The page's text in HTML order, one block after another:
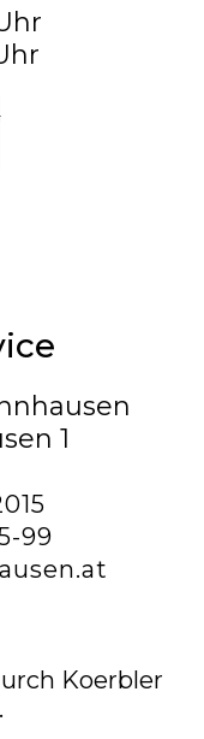
1
99
Koerbler